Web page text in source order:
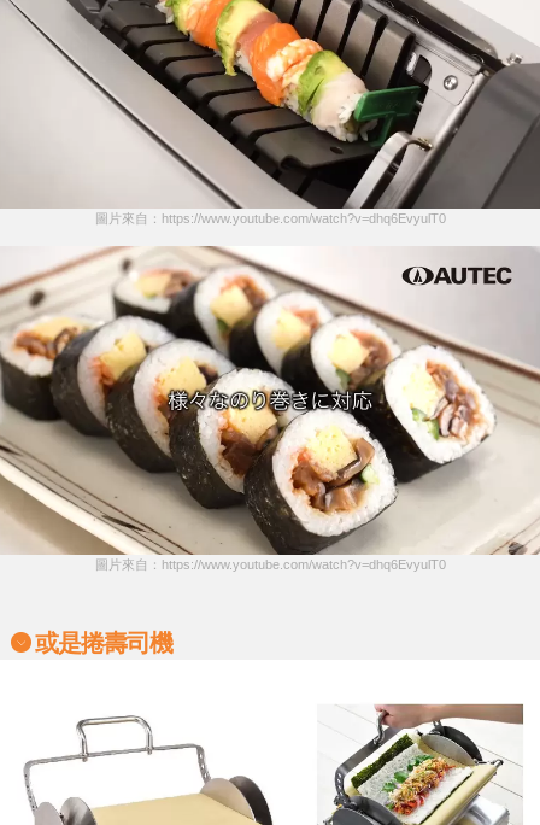
圖片來自：https://www.youtube.com/watch?v=dhq6EvyulT0
圖片來自：https://www.youtube.com/watch?v=dhq6EvyulT0
或是捲壽司機